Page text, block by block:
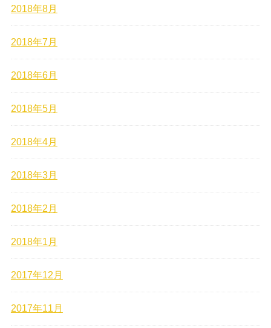
2018年8月
2018年7月
2018年6月
2018年5月
2018年4月
2018年3月
2018年2月
2018年1月
2017年12月
2017年11月